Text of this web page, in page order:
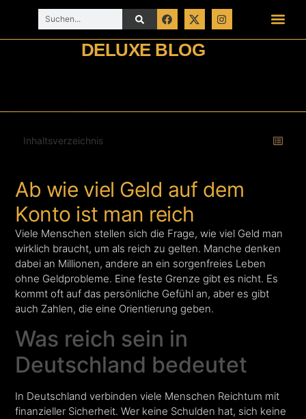
DELUXE BLOG
Inhaltsverzeichnis
Ab wie viel Geld auf dem
Konto ist man reich
Viele Menschen stellen sich die Frage, wie viel Geld man
wirklich braucht, um als reich zu gelten. Manche denken
dabei an Millionen, andere an ein sorgenfreies Leben
ohne Geldprobleme. Eine feste Grenze gibt es nicht. Es
kommt oft auf das persönliche Gefühl an, aber es gibt
auch Zahlen, die eine Orientierung geben.
Was reich sein in
Deutschland bedeutet
In Deutschland verbinden viele Menschen Reichtum mit
finanzieller Sicherheit. Wer keine Schulden hat, sich keine